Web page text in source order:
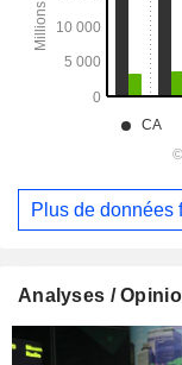
Plus de données
Analyses /